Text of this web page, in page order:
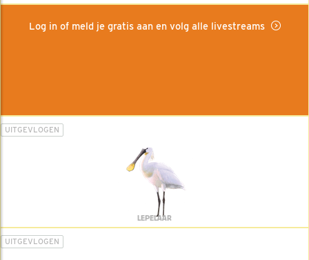
Log in of meld je gratis aan en volg alle livestreams
UITGEVLOGEN
LEPELAAR
UITGEVLOGEN